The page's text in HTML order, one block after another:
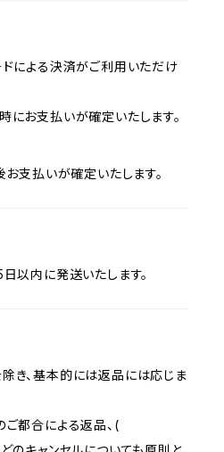
ドによる決済がご利用いただけ
にお支払いが確定いたします。
お支払いが確定いたします。
以内に発送いたします。
き、基本的には返品には応じま
ご都合による返品、(